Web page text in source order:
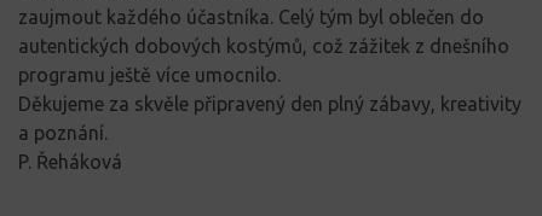
zaujmout každého účastníka. Celý tým byl oblečen do
autentických dobových kostýmů, což zážitek z dnešního
programu ještě více umocnilo.
Děkujeme za skvěle připravený den plný zábavy, kreativity
a poznání.
P. Řeháková